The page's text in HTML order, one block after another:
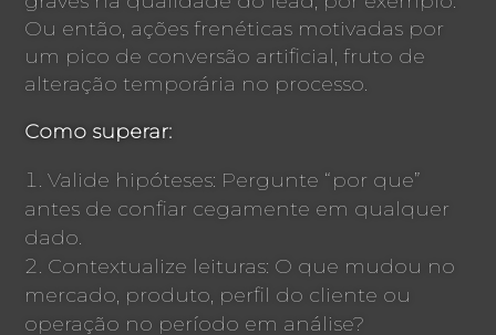
Ou então, ações frenéticas motivadas por
um pico de conversão artificial, fruto de
alteração temporária no processo.
Como superar:
Valide hipóteses: Pergunte “por que”
antes de confiar cegamente em qualquer
dado.
Contextualize leituras: O que mudou no
mercado, produto, perfil do cliente ou
operação no período em análise?